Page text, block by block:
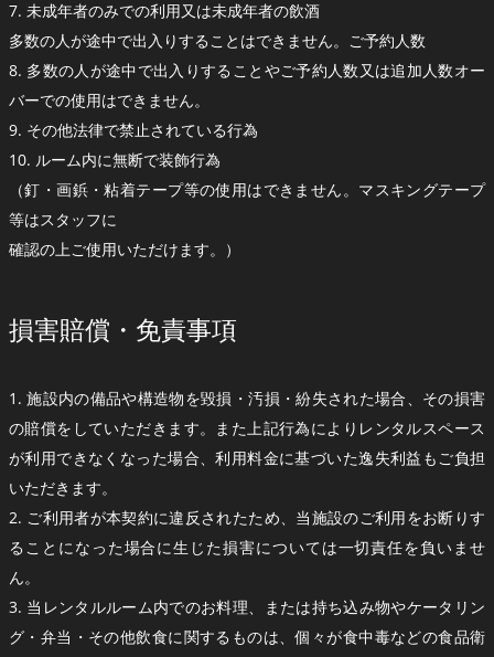
7. 未成年者のみでの利用又は未成年者の飲酒
多数の人が途中で出入りすることはできません。ご予約人数
8. 多数の人が途中で出入りすることやご予約人数又は追加人数オー
バーでの使用はできません。
9. その他法律で禁止されている行為
10. ルーム内に無断で装飾行為
（釘・画鋲・粘着テープ等の使用はできません。マスキングテープ
等はスタッフに
確認の上ご使用いただけます。）
損害賠償・免責事項
1. 施設内の備品や構造物を毀損・汚損・紛失された場合、その損害
の賠償をしていただきます。また上記行為によりレンタルスペース
が利用できなくなった場合、利用料金に基づいた逸失利益もご負担
いただきます。
2. ご利用者が本契約に違反されたため、当施設のご利用をお断りす
ることになった場合に生じた損害については一切責任を負いませ
ん。
3. 当レンタルルーム内でのお料理、または持ち込み物やケータリン
グ・弁当・その他飲食に関するものは、個々が食中毒などの食品衛